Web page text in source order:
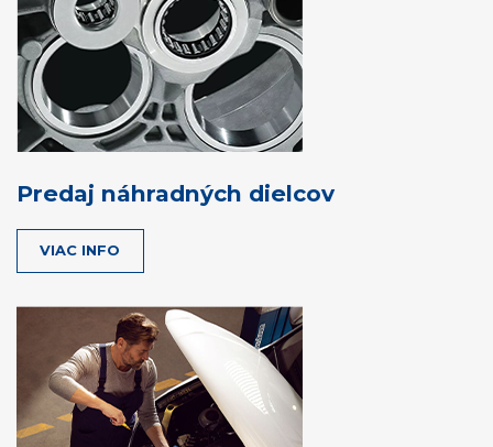
Predaj náhradných dielcov
VIAC INFO